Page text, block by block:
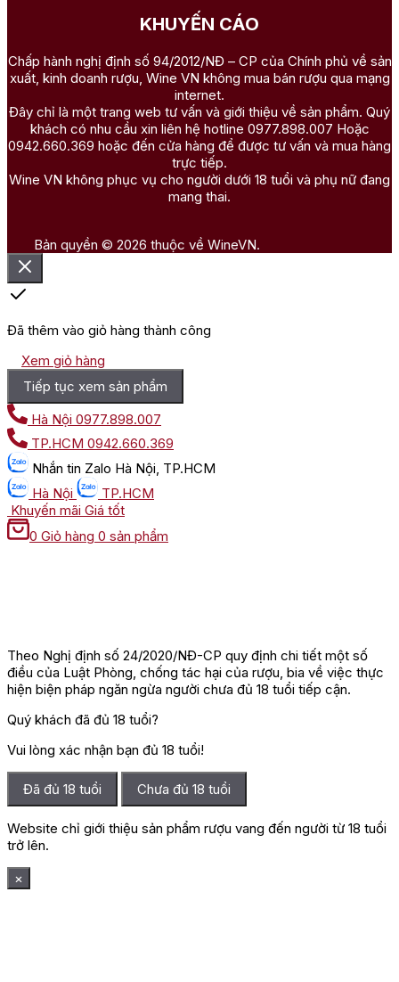
KHUYẾN CÁO
Chấp hành nghị định số 94/2012/NĐ – CP của Chính phủ về sản
xuất, kinh doanh rượu, Wine VN không mua bán rượu qua mạng
internet.
Đây chỉ là một trang web tư vấn và giới thiệu về sản phẩm. Quý
khách có nhu cầu xin liên hệ hotline 0977.898.007 Hoặc
0942.660.369 hoặc đến cửa hàng để được tư vấn và mua hàng
trực tiếp.
Wine VN không phục vụ cho người dưới 18 tuổi và phụ nữ đang
mang thai.
Bản quyền © 2026 thuộc về WineVN.
Đã thêm vào giỏ hàng thành công
Xem giỏ hàng
Tiếp tục xem sản phẩm
Hà Nội 0977.898.007
TP.HCM 0942.660.369
Nhắn tin Zalo Hà Nội, TP.HCM
Hà Nội
TP.HCM
Khuyến mãi Giá tốt
0 Giỏ hàng 0 sản phẩm
Theo Nghị định số 24/2020/NĐ-CP quy định chi tiết một số
điều của Luật Phòng, chống tác hại của rượu, bia về việc thực
hiện biện pháp ngăn ngừa người chưa đủ 18 tuổi tiếp cận.
Quý khách đã đủ 18 tuổi?
Vui lòng xác nhận bạn đủ 18 tuổi!
Đã đủ 18 tuổi Chưa đủ 18 tuổi
Website chỉ giới thiệu sản phẩm rượu vang đến người từ 18 tuổi
trở lên.
×